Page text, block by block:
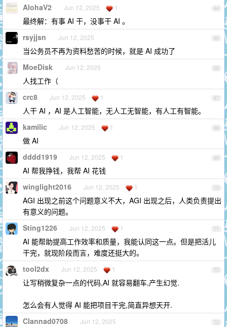
64
AlohaV2 Jun 12, 2025 1
最终解：有事 AI 干，没事干 AI 。
65
rsyjjsn Jun 12, 2025
当公务员不再为资料愁苦的时候，就是 AI 成功了
66
MoeDisk Jun 12, 2025
人找工作（
67
crc8 Jun 12, 2025 1
人干 AI ，AI 是人工智能，无人工无智能，有人工有智能。
68
kamilic Jun 12, 2025 1
做 AI
69
dddd1919 Jun 12, 2025 1
AI 帮我挣钱，我帮 AI 花钱
70
winglight2016 Jun 12, 2025 1
AGI 出现之前这个问题意义不大，AGI 出现之后，人类负责提出
有意义的问题。
71
Sting1226 Jun 12, 2025 1
AI 能帮助提高工作效率和质量，我能认同这一点。但是把活儿
干完，就现阶段而言，难度还挺大的。
72
tool2dx Jun 12, 2025 1
让写稍微复杂一点的代码,AI 就容易翻车,产生幻觉.
怎么会有人觉得 AI 能把项目干完,简直异想天开.
73
Clannad0708 Jun 12, 2025